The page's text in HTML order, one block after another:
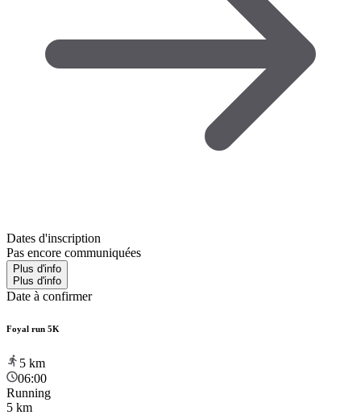
Dates d'inscription
Pas encore communiquées
Plus d'info
Plus d'info
Date à confirmer
Foyal run 5K
5 km
06:00
Running
5 km